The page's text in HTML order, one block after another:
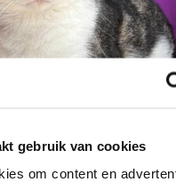
gebruik van cookies
om content en